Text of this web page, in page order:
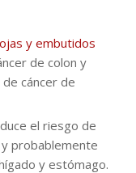
y embutidos
de colon y
cáncer de
el riesgo de
probablemente
y estómago.